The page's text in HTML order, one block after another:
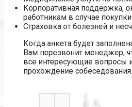
Корпоративная поддержка,
работникам в случае
Страховка от болезней и
Когда анкета будет
Вам перезвонит менеджер,
все интересующие вопросы
прохождение собеседования.